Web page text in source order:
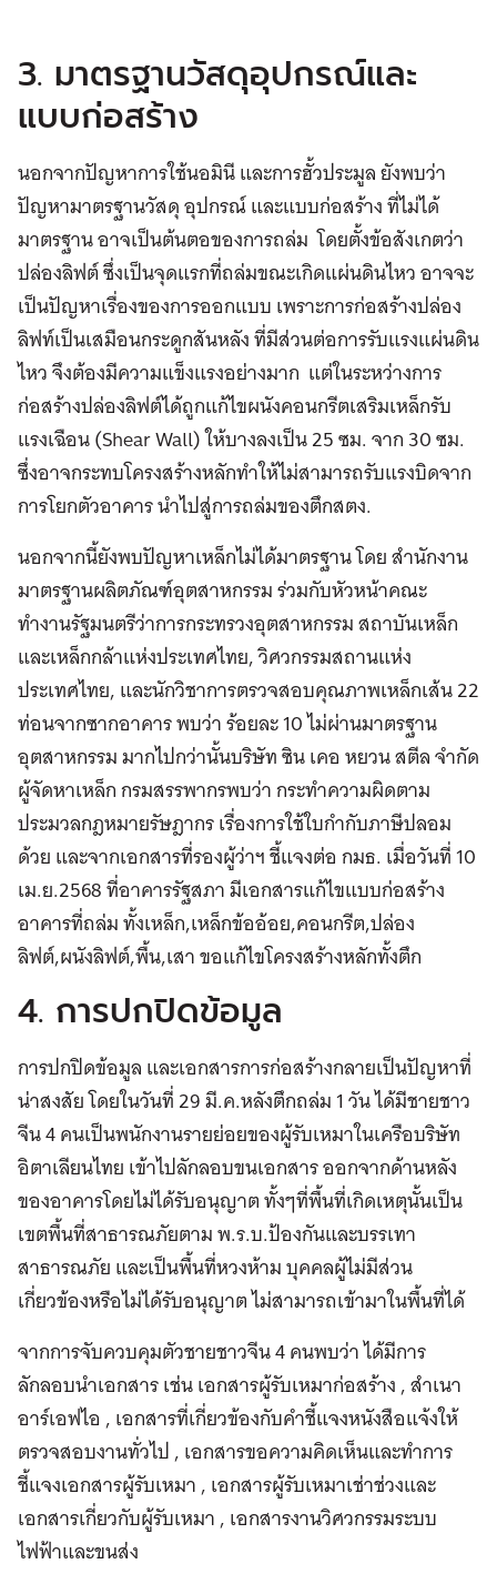
3. มาตรฐานวัสดุอุปกรณ์และ
แบบก่อสร้าง
นอกจากปัญหาการใช้นอมินี และการฮั้วประมูล ยังพบว่า
ปัญหามาตรฐานวัสดุ อุปกรณ์ และแบบก่อสร้าง ที่ไม่ได้
มาตรฐาน อาจเป็นต้นตอของการถล่ม โดยตั้งข้อสังเกตว่า
ปล่องลิฟต์ ซึ่งเป็นจุดแรกที่ถล่มขณะเกิดแผ่นดินไหว อาจจะ
เป็นปัญหาเรื่องของการออกแบบ เพราะการก่อสร้างปล่อง
ลิฟท์เป็นเสมือนกระดูกสันหลัง ที่มีส่วนต่อการรับแรงแผ่นดิน
ไหว จึงต้องมีความแข็งแรงอย่างมาก แต่ในระหว่างการ
ก่อสร้างปล่องลิฟต์ได้ถูกแก้ไขผนังคอนกรีตเสริมเหล็กรับ
แรงเฉือน (Shear Wall) ให้บางลงเป็น 25 ซม. จาก 30 ซม.
ซึ่งอาจกระทบโครงสร้างหลักทำให้ไม่สามารถรับแรงบิดจาก
การโยกตัวอาคาร นำไปสู่การถล่มของตึกสตง.
นอกจากนี้ยังพบปัญหาเหล็กไม่ได้มาตรฐาน โดย สำนักงาน
มาตรฐานผลิตภัณฑ์อุตสาหกรรม ร่วมกับหัวหน้าคณะ
ทำงานรัฐมนตรีว่าการกระทรวงอุตสาหกรรม สถาบันเหล็ก
และเหล็กกล้าแห่งประเทศไทย, วิศวกรรมสถานแห่ง
ประเทศไทย, และนักวิชาการตรวจสอบคุณภาพเหล็กเส้น 22
ท่อนจากซากอาคาร พบว่า ร้อยละ 10 ไม่ผ่านมาตรฐาน
อุตสาหกรรม มากไปกว่านั้นบริษัท ซิน เคอ หยวน สตีล จำกัด
ผู้จัดหาเหล็ก กรมสรรพากรพบว่า กระทำความผิดตาม
ประมวลกฎหมายรัษฎากร เรื่องการใช้ใบกำกับภาษีปลอม
ด้วย และจากเอกสารที่รองผู้ว่าฯ ชี้แจงต่อ กมธ. เมื่อวันที่ 10
เม.ย.2568 ที่อาคารรัฐสภา มีเอกสารแก้ไขแบบก่อสร้าง
อาคารที่ถล่ม ทั้งเหล็ก,เหล็กข้ออ้อย,คอนกรีต,ปล่อง
ลิฟต์,ผนังลิฟต์,พื้น,เสา ขอแก้ไขโครงสร้างหลักทั้งตึก
4. การปกปิดข้อมูล
การปกปิดข้อมูล และเอกสารการก่อสร้างกลายเป็นปัญหาที่
น่าสงสัย โดยในวันที่ 29 มี.ค.หลังตึกถล่ม 1 วัน ได้มีชายชาว
จีน 4 คนเป็นพนักงานรายย่อยของผู้รับเหมาในเครือบริษัท
อิตาเลียนไทย เข้าไปลักลอบขนเอกสาร ออกจากด้านหลัง
ของอาคารโดยไม่ได้รับอนุญาต ทั้งๆที่พื้นที่เกิดเหตุนั้นเป็น
เขตพื้นที่สาธารณภัยตาม พ.ร.บ.ป้องกันและบรรเทา
สาธารณภัย และเป็นพื้นที่หวงห้าม บุคคลผู้ไม่มีส่วน
เกี่ยวข้องหรือไม่ได้รับอนุญาต ไม่สามารถเข้ามาในพื้นที่ได้
จากการจับควบคุมตัวชายชาวจีน 4 คนพบว่า ได้มีการ
ลักลอบนำเอกสาร เช่น เอกสารผู้รับเหมาก่อสร้าง , สำเนา
อาร์เอฟไอ , เอกสารที่เกี่ยวข้องกับคำชี้แจงหนังสือแจ้งให้
ตรวจสอบงานทั่วไป , เอกสารขอความคิดเห็นและทำการ
ชี้แจงเอกสารผู้รับเหมา , เอกสารผู้รับเหมาเช่าช่วงและ
เอกสารเกี่ยวกับผู้รับเหมา , เอกสารงานวิศวกรรมระบบ
ไฟฟ้าและขนส่ง